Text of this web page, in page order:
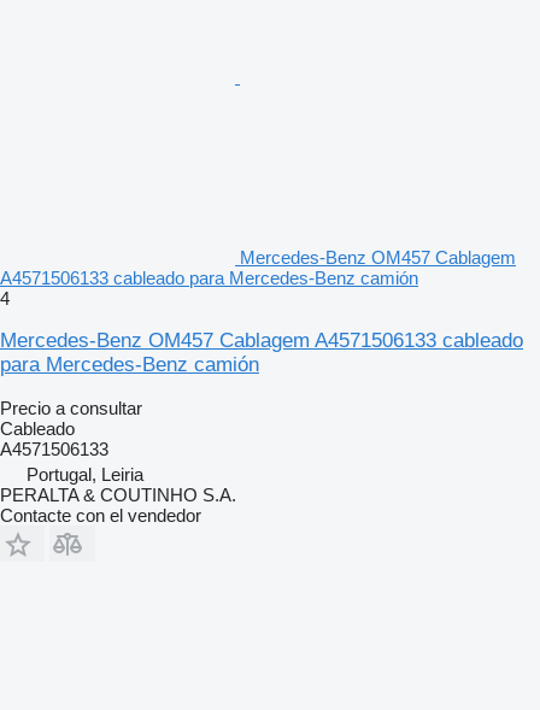
Mercedes-Benz OM457 Cablagem
A4571506133 cableado para Mercedes-Benz camión
4
Mercedes-Benz OM457 Cablagem A4571506133 cableado
para Mercedes-Benz camión
Precio a consultar
Cableado
A4571506133
Portugal, Leiria
PERALTA & COUTINHO S.A.
Contacte con el vendedor